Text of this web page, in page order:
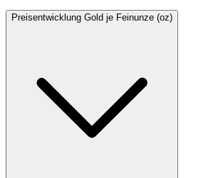
Preisentwicklung Gold je Feinunze (oz)